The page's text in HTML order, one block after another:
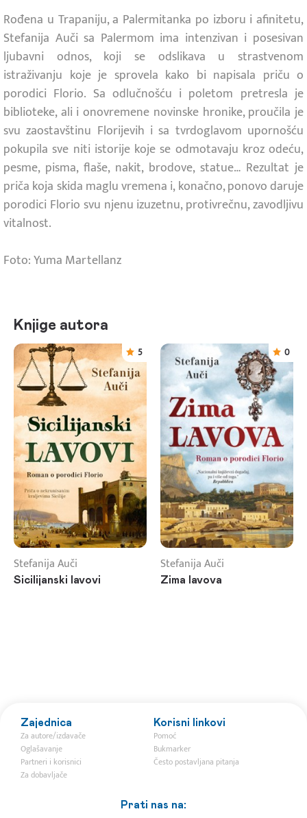
Rođena u Trapaniju, a Palermitanka po izboru i afinitetu,
Stefanija Auči sa Palermom ima intenzivan i posesivan
ljubavni odnos, koji se odslikava u strastvenom
istraživanju koje je sprovela kako bi napisala priču o
porodici Florio. Sa odlučnošću i poletom pretresla je
biblioteke, ali i onovremene novinske hronike, proučila je
svu zaostavštinu Florijevih i sa tvrdoglavom upornošću
pokupila sve niti istorije koje se odmotavaju kroz odeću,
pesme, pisma, flaše, nakit, brodove, statue… Rezultat je
priča koja skida maglu vremena i, konačno, ponovo daruje
porodici Florio svu njenu izuzetnu, protivrečnu, zavodljivu
vitalnost.
Foto: Yuma Martellanz
Knjige autora
5
Stefanija Auči
Sicilijanski lavovi
0
Stefanija Auči
Zima lavova
Zajednica
Za autore/izdavače
Oglašavanje
Partneri i korisnici
Za dobavljače
Korisni linkovi
Pomoć
Bukmarker
Često postavljana pitanja
Prati nas na: